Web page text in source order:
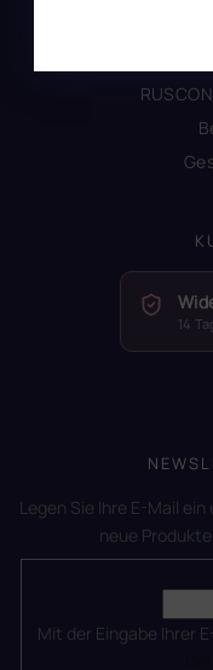
14
Legen Sie Ihre E-Mail
neue
Mit der Eingabe Ihrer